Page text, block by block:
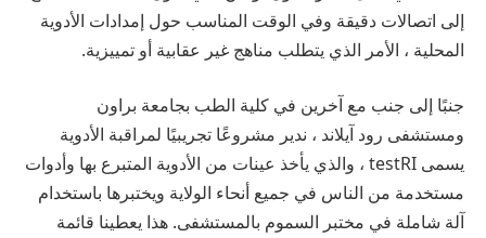
إلى اتصالات دقيقة وفي الوقت المناسب حول إمدادات الأدوية
المحلية ، الأمر الذي يتطلب مناهج غير عقابية أو تمييزية.
جنبًا إلى جنب مع آخرين في كلية الطب بجامعة براون
ومستشفى رود آيلاند ، ندير مشروعًا تجريبيًا لمراقبة الأدوية
يسمى testRI ، والذي يأخذ عينات من الأدوية المتبرع بها وأدوات
مستخدمة من الناس في جميع أنحاء الولاية ويختبرها باستخدام
آلة شاملة في مختبر السموم بالمستشفى. هذا يعطينا قائمة